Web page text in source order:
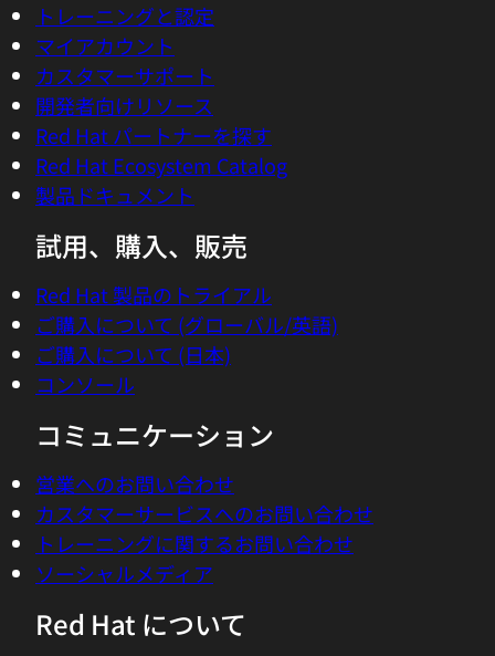
トレーニングと認定
マイアカウント
カスタマーサポート
開発者向けリソース
Red Hat パートナーを探す
Red Hat Ecosystem Catalog
製品ドキュメント
試用、購入、販売
Red Hat 製品のトライアル
ご購入について (グローバル/英語)
ご購入について (日本)
コンソール
コミュニケーション
営業へのお問い合わせ
カスタマーサービスへのお問い合わせ
トレーニングに関するお問い合わせ
ソーシャルメディア
Red Hat について